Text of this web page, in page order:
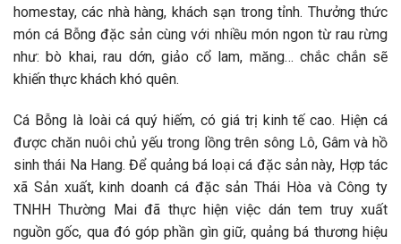
homestay, các nhà hàng, khách sạn trong tỉnh. Thưởng thức
món cá Bỗng đặc sản cùng với nhiều món ngon từ rau rừng
như: bò khai, rau dớn, giảo cổ lam, măng… chắc chắn sẽ
khiến thực khách khó quên.
Cá Bỗng là loài cá quý hiếm, có giá trị kinh tế cao. Hiện cá
được chăn nuôi chủ yếu trong lồng trên sông Lô, Gâm và hồ
sinh thái Na Hang. Để quảng bá loại cá đặc sản này, Hợp tác
xã Sản xuất, kinh doanh cá đặc sản Thái Hòa và Công ty
TNHH Thường Mai đã thực hiện việc dán tem truy xuất
nguồn gốc, qua đó góp phần gìn giữ, quảng bá thương hiệu